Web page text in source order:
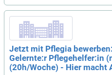
Jetzt mit Pflegia
Gelernte:r Pflegehelfer:in
(20h/Woche) - Hier macht